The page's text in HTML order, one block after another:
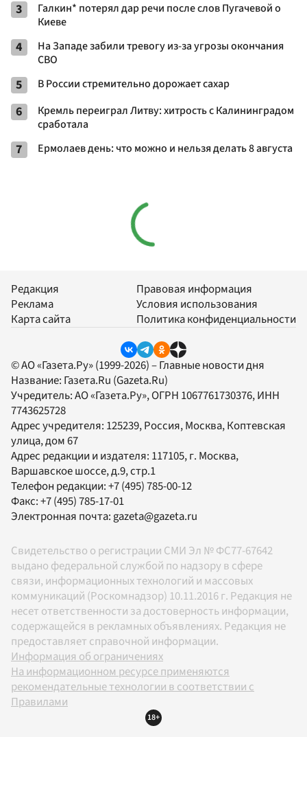
3
Галкин* потерял дар речи после слов Пугачевой о
Киеве
4
На Западе забили тревогу из-за угрозы окончания
СВО
5 В России стремительно дорожает сахар
6
Кремль переиграл Литву: хитрость с Калининградом
сработала
7 Ермолаев день: что можно и нельзя делать 8 августа
Редакция
Реклама
Карта сайта
Правовая информация
Условия использования
Политика конфиденциальности
© АО «Газета.Ру» (1999-2026) – Главные новости дня
Название: Газета.Ru (Gazeta.Ru)
Учредитель:АО «Газета.Ру», ОГРН 1067761730376, ИНН
7743625728
Адрес учредителя: 125239, Россия, Москва, Коптевская
улица, дом 67
Адрес редакции и издателя: 117105, г. Москва,
Варшавское шоссе, д.9, стр.1
Телефон редакции:+7 (495) 785-00-12
Факс:+7 (495) 785-17-01
Электронная почта: gazeta@gazeta.ru
Свидетельство о регистрации СМИ Эл № ФС77-67642
выдано федеральной службой по надзору в сфере
связи, информационных технологий и массовых
коммуникаций (Роскомнадзор) 10.11.2016 г. Редакция не
несет ответственности за достоверность информации,
содержащейся в рекламных объявлениях. Редакция не
предоставляет справочной информации.
Информация об ограничениях
На информационном ресурсе применяются
рекомендательные технологии в соответствии с
Правилами
18+